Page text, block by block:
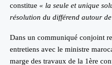
constitue « la seule et unique
résolution du différend autour
Dans un communiqué conjoint
entretiens avec le ministre
marge des travaux de la 1ère